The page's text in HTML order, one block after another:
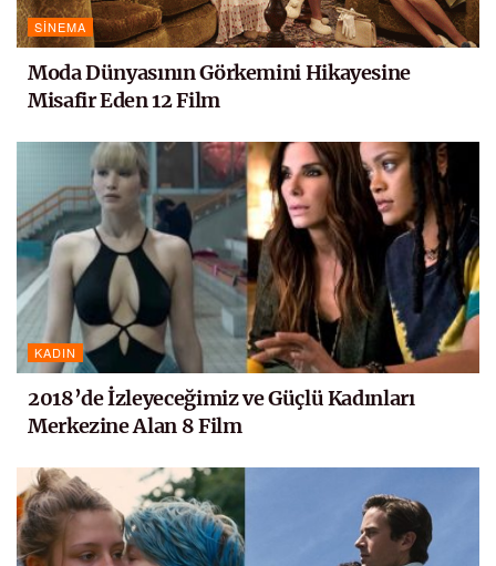
SINEMA
Moda Dünyasının Görkemini Hikayesine
Misafir Eden 12 Film
KADIN
2018’de İzleyeceğimiz ve Güçlü Kadınları
Merkezine Alan 8 Film